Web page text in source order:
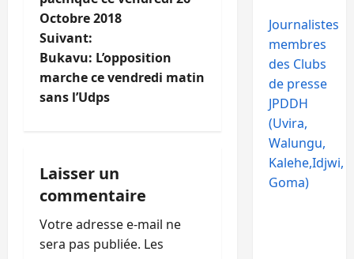
i
g
a
o
n
Octobre 2018
Suivant:
Bukavu: L’opposition
marche ce vendredi matin
sans l’Udps
Laisser un
commentaire
Votre adresse e-mail ne
sera pas publiée. Les
Journalistes
membres
des Clubs
de presse
JPDDH
(Uvira,
Walungu,
Kalehe,Idjwi,
Goma)